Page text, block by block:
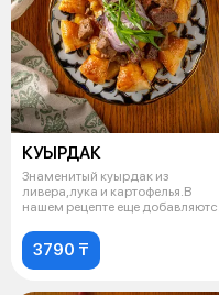
КУЫРДАК
Знаменитый куырдак из
ливера,лука и картофелья.В
нашем рецепте еще добавляются
3790 ₸